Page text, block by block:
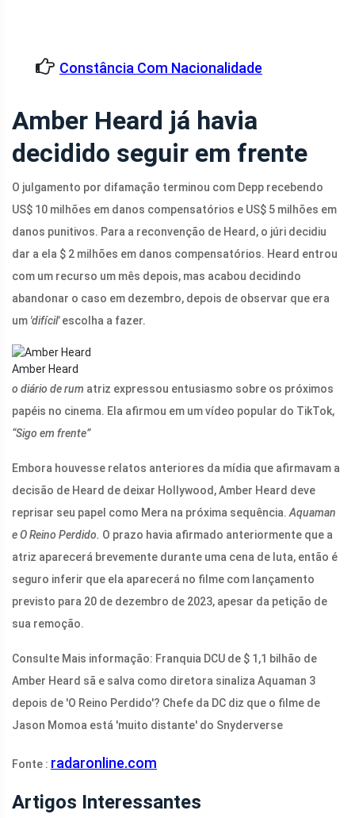
Constância Com Nacionalidade
Amber Heard já havia
decidido seguir em frente
O julgamento por difamação terminou com Depp recebendo
US$ 10 milhões em danos compensatórios e US$ 5 milhões em
danos punitivos. Para a reconvenção de Heard, o júri decidiu
dar a ela $ 2 milhões em danos compensatórios. Heard entrou
com um recurso um mês depois, mas acabou decidindo
abandonar o caso em dezembro, depois de observar que era
um 'difícil'escolha a fazer.
Amber Heard
o diário de rum atriz expressou entusiasmo sobre os próximos
papéis no cinema. Ela afirmou em um vídeo popular do TikTok,
“Sigo em frente”
Embora houvesse relatos anteriores da mídia que afirmavam a
decisão de Heard de deixar Hollywood, Amber Heard deve
reprisar seu papel como Mera na próxima sequência. Aquaman
e O Reino Perdido. O prazo havia afirmado anteriormente que a
atriz aparecerá brevemente durante uma cena de luta, então é
seguro inferir que ela aparecerá no filme com lançamento
previsto para 20 de dezembro de 2023, apesar da petição de
sua remoção.
Consulte Mais informação: Franquia DCU de $ 1,1 bilhão de
Amber Heard sã e salva como diretora sinaliza Aquaman 3
depois de 'O Reino Perdido'? Chefe da DC diz que o filme de
Jason Momoa está 'muito distante' do Snyderverse
Fonte : radaronline.com
Artigos Interessantes